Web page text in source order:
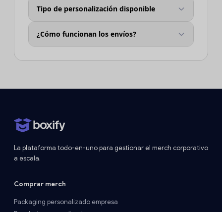
Tipo de personalización disponible
¿Cómo funcionan los envíos?
La plataforma todo-en-uno para gestionar el merch corporativo
a escala.
Comprar merch
Packaging personalizado empresa